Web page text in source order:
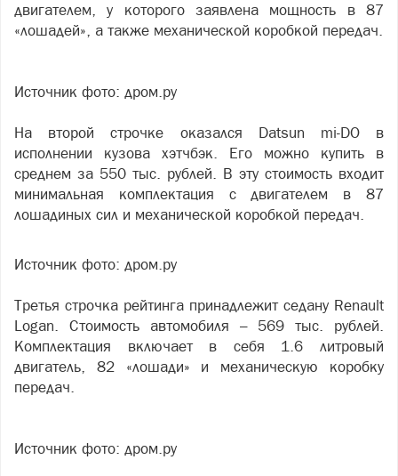
двигателем, у которого заявлена мощность в 87
«лошадей», а также механической коробкой передач.
Источник фото: дром.ру
На второй строчке оказался Datsun mi-DO в
исполнении кузова хэтчбэк. Его можно купить в
среднем за 550 тыс. рублей. В эту стоимость входит
минимальная комплектация с двигателем в 87
лошадиных сил и механической коробкой передач.
Источник фото: дром.ру
Третья строчка рейтинга принадлежит седану Renault
Logan. Стоимость автомобиля – 569 тыс. рублей.
Комплектация включает в себя 1.6 литровый
двигатель, 82 «лошади» и механическую коробку
передач.
Источник фото: дром.ру